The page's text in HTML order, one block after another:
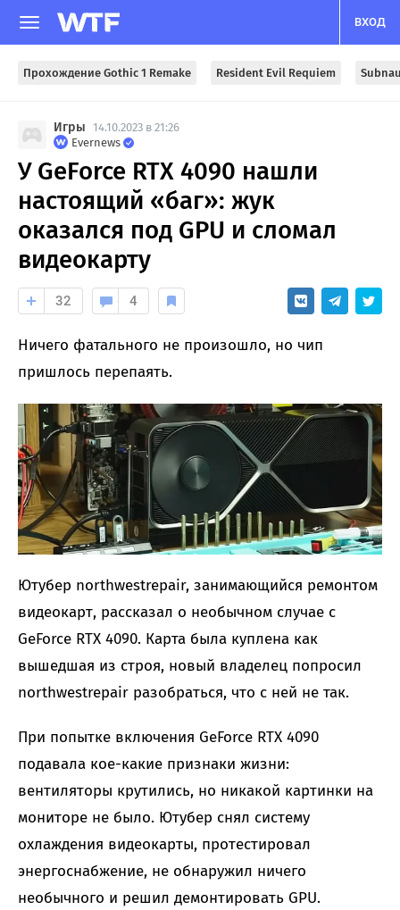
ВХОД
Прохождение Gothic 1 Remake Resident Evil Requiem
Игры
14.10.2023 в 21:26
Evernews
У GeForce RTX 4090 нашли
настоящий «баг»: жук
оказался под GPU и сломал
видеокарту
32 4
Ничего фатального не произошло, но чип
пришлось перепаять.
Ютубер northwestrepair, занимающийся ремонтом
видеокарт, рассказал о необычном случае с
GeForce RTX 4090. Карта была куплена как
вышедшая из строя, новый владелец попросил
northwestrepair разобраться, что с ней не так.
При попытке включения GeForce RTX 4090
подавала кое-какие признаки жизни:
вентиляторы крутились, но никакой картинки на
мониторе не было. Ютубер снял систему
охлаждения видеокарты, протестировал
энергоснабжение, не обнаружил ничего
необычного и решил демонтировать GPU.